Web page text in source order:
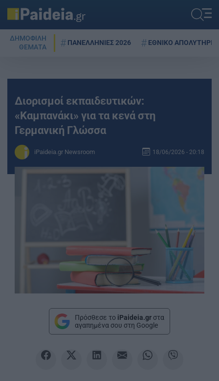
ΔΗΜΟΦΙΛΗ
ΘΕΜΑΤΑ
ΠΑΝΕΛΛΗΝΙΕΣ 2026 ΕΘΝΙΚΟ ΑΠΟΛΥΤΗΡΙΟ
Διορισμοί εκπαιδευτικών:
«Καμπανάκι» για τα κενά στη
Γερμανική Γλώσσα
iPaideia.gr Newsroom 18/06/2026 - 20:18
Πρόσθεσε το iPaideia.gr στα
αγαπημένα σου στη Google